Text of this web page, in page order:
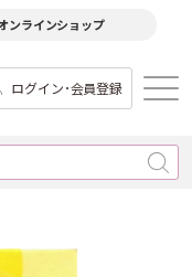
ンラインショップ
ログイン･会員登録